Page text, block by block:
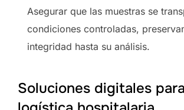
Asegurar que las muestras se
condiciones controladas,
integridad hasta su análisis.
Soluciones digitales